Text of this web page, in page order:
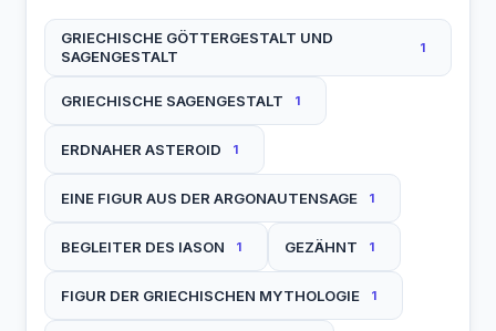
GRIECHISCHE GÖTTERGESTALT UND
SAGENGESTALT
1
GRIECHISCHE SAGENGESTALT 1
ERDNAHER ASTEROID 1
EINE FIGUR AUS DER ARGONAUTENSAGE 1
BEGLEITER DES IASON 1 GEZÄHNT 1
FIGUR DER GRIECHISCHEN MYTHOLOGIE 1